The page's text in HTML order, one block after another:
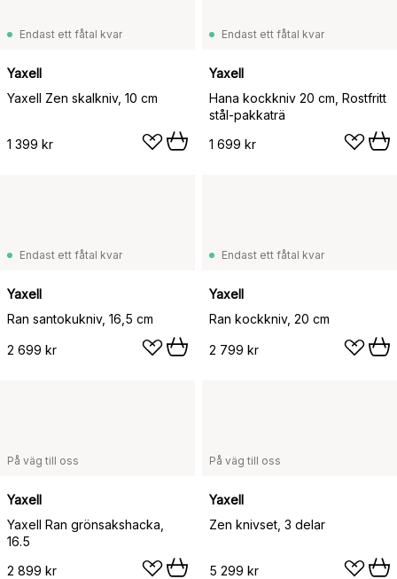
Endast ett fåtal kvar
Yaxell
Yaxell Zen skalkniv, 10 cm
1 399 kr
Endast ett fåtal kvar
Yaxell
Hana kockkniv 20 cm, Rostfritt
stål-pakkaträ
1 699 kr
Endast ett fåtal kvar
Yaxell
Ran santokukniv, 16,5 cm
2 699 kr
Endast ett fåtal kvar
Yaxell
Ran kockkniv, 20 cm
2 799 kr
På väg till oss
Yaxell
Yaxell Ran grönsakshacka,
16.5
2 899 kr
På väg till oss
Yaxell
Zen knivset, 3 delar
5 299 kr